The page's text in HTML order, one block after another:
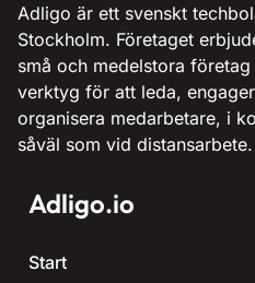
Adligo är ett svenskt
Stockholm. Företaget
små och medelstora
verktyg för att leda,
organisera medarbetare, i
såväl som vid distansarbete.
Adligo.io
Start